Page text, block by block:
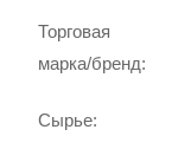
Торговая
марка/бренд:
Сырье: